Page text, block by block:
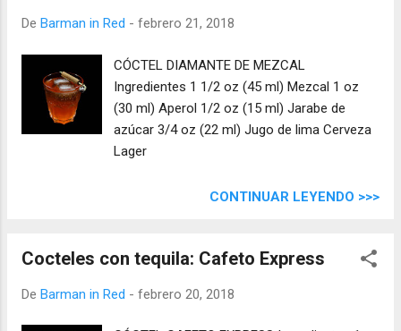
De Barman in Red - febrero 21, 2018
CÓCTEL DIAMANTE DE MEZCAL
Ingredientes 1 1/2 oz (45 ml) Mezcal 1 oz
(30 ml) Aperol 1/2 oz (15 ml) Jarabe de
azúcar 3/4 oz (22 ml) Jugo de lima Cerveza
Lager
CONTINUAR LEYENDO >>>
Cocteles con tequila: Cafeto Express
De Barman in Red - febrero 20, 2018